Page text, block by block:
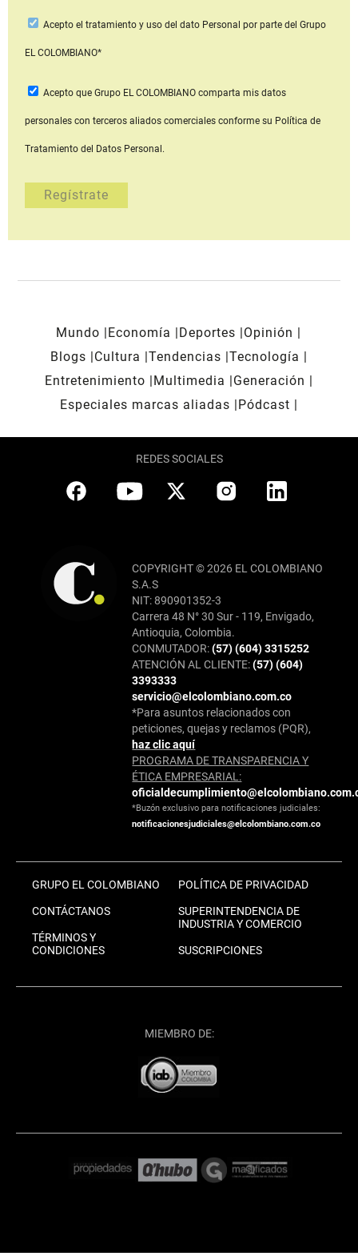
Acepto el tratamiento y uso del dato Personal por parte del Grupo
EL COLOMBIANO*
Acepto que Grupo EL COLOMBIANOcomparta mis datos
personales con terceros aliados comerciales conforme su Política de
Tratamiento del Datos Personal.
Mundo Economía Deportes
Opinión
Blogs
Cultura Tendencias Tecnología
Entretenimiento
Multimedia
Generación
Especiales marcas aliadas
Pódcast
REDES SOCIALES
COPYRIGHT © 2026 EL COLOMBIANO
S.A.S
NIT: 890901352-3
Carrera 48 N° 30 Sur - 119, Envigado,
Antioquia, Colombia.
CONMUTADOR:(57) (604) 3315252
ATENCIÓN AL CLIENTE:(57) (604)
3393333
servicio@elcolombiano.com.co
*Para asuntos relacionados con
peticiones, quejas y reclamos (PQR),
haz clic aquí
PROGRAMA DE TRANSPARENCIA Y
ÉTICA EMPRESARIAL:
*Buzón exclusivo para notificaciones judiciales:
notificacionesjudiciales@elcolombiano.com.co
GRUPO EL COLOMBIANO
CONTÁCTANOS
TÉRMINOS Y
CONDICIONES
POLÍTICA DE PRIVACIDAD
SUPERINTENDENCIA DE
INDUSTRIA Y COMERCIO
SUSCRIPCIONES
MIEMBRO DE: